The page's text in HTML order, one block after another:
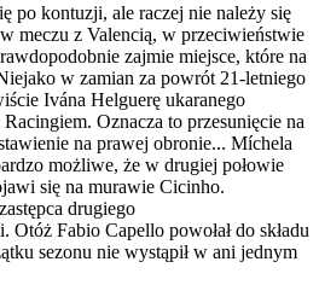
po kontuzji, ale raczej nie należy się
meczu z Valencią, w przeciwieństwie
zajmie miejsce, które na
w zamian za powrót 21-letniego
Ivána Helguerę ukaranego
Oznacza to przesunięcie na
na prawej obronie... Míchela
możliwe, że w drugiej połowie
się na murawie Cicinho.
drugiego
Fabio Capello powołał do składu
sezonu nie wystąpił w ani jednym